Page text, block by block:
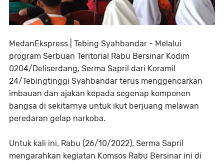
MedanEkspress | Tebing Syahbandar - Melalui
program Serbuan Teritorial Rabu Bersinar Kodim
0204/Deliserdang, Serma Sapril dari Koramil
24/Tebingtinggi Syahbandar terus menggencarkan
imbauan dan ajakan kepada segenap komponen
bangsa di sekitarnya untuk ikut berjuang melawan
peredaran gelap narkoba.
Untuk kali ini, Rabu (26/10/2022), Serma Sapril
mengarahkan kegiatan Komsos Rabu Bersinar ini di